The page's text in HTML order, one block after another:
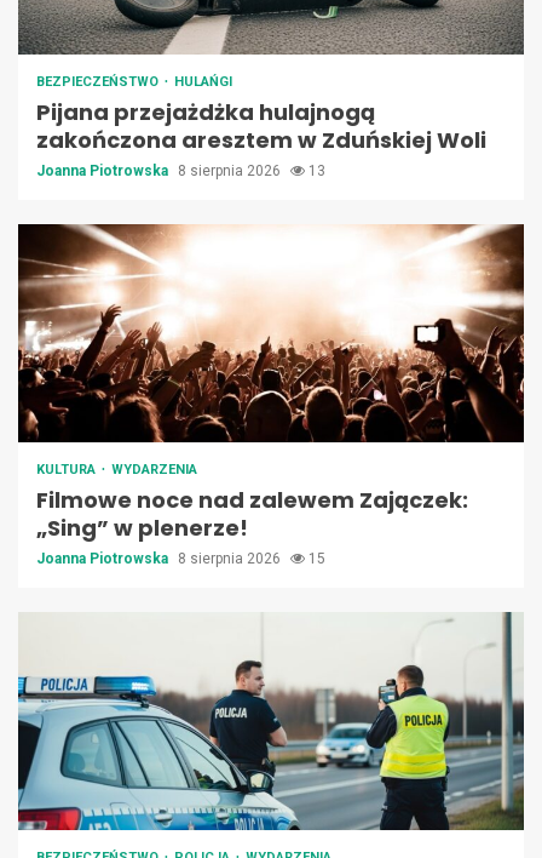
BEZPIECZEŃSTWO HULAŃGI
Pijana przejażdżka hulajnogą
zakończona aresztem w Zduńskiej Woli
Joanna Piotrowska 8 sierpnia 2026 13
KULTURA WYDARZENIA
Filmowe noce nad zalewem Zajączek:
„Sing” w plenerze!
Joanna Piotrowska 8 sierpnia 2026 15